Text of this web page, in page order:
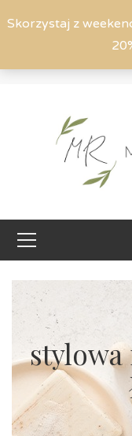
Skorzystaj z